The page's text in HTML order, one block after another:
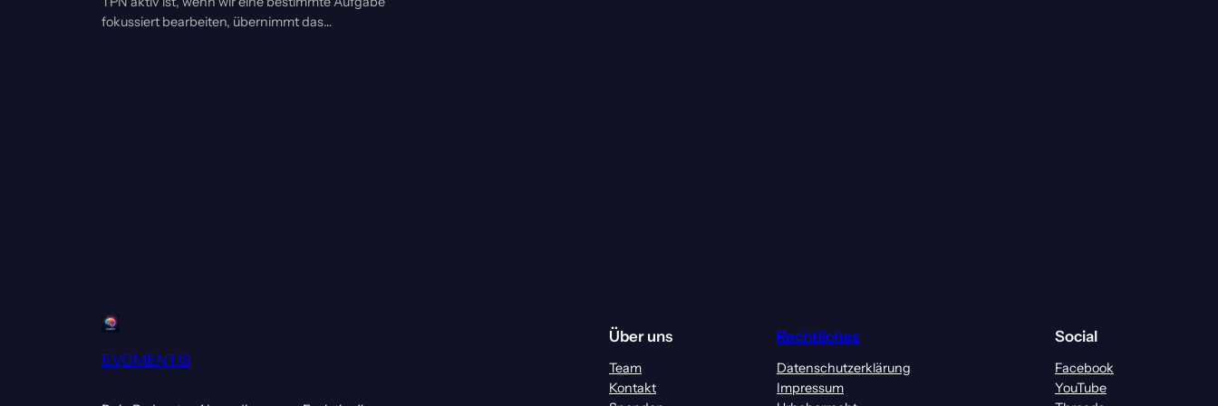
fokussiert bearbeiten, übernimmt das…
EVOMENTIS
Über uns
Team
Kontakt
Rechtliches
Datenschutzerklärung
Impressum
Social
Facebook
YouTube